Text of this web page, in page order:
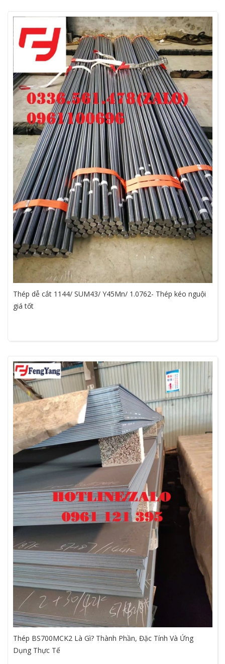
Thép dễ cắt 1144/ SUM43/ Y45Mn/ 1.0762- Thép kéo nguội
giá tốt
Thép BS700MCK2 Là Gì? Thành Phần, Đặc Tính Và Ứng
Dụng Thực Tế